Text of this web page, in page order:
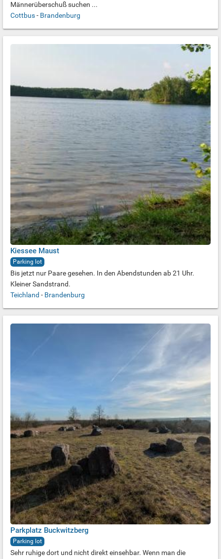
Männerüberschuß suchen ...
Cottbus- Brandenburg
Kiessee Maust
Parking lot
Bis jetzt nur Paare gesehen. In den Abendstunden ab 21 Uhr.
Kleiner Sandstrand.
Teichland - Brandenburg
Parkplatz Buckwitzberg
Parking lot
Sehr ruhige dort und nicht direkt einsehbar. Wenn man die